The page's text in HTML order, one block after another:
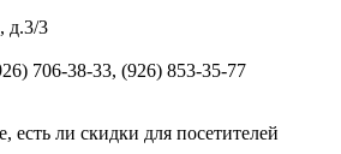
д.3/3
706-38-33, (926) 853-35-77